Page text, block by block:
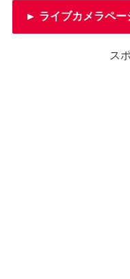
► ライブカメラペー
ス